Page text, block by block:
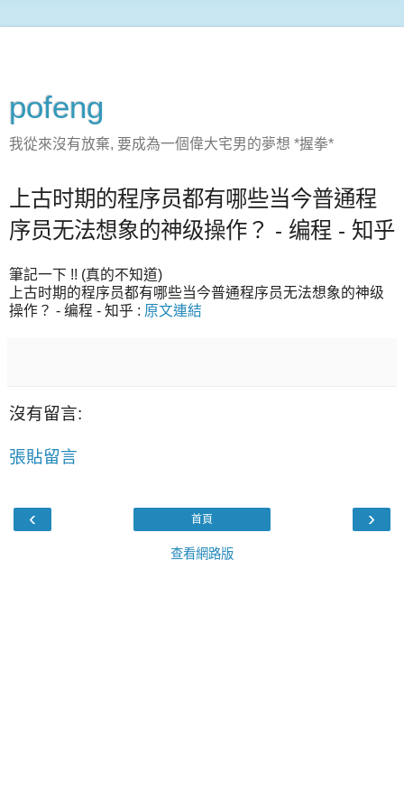
pofeng
我從來沒有放棄, 要成為一個偉大宅男的夢想 *握拳*
上古时期的程序员都有哪些当今普通程
序员无法想象的神级操作？ - 编程 - 知乎
筆記一下 !! (真的不知道)
上古时期的程序员都有哪些当今普通程序员无法想象的神级
操作？ - 编程 - 知乎 : 原文連結
沒有留言:
張貼留言
‹ ›
首頁
查看網路版